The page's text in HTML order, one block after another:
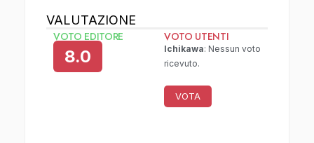
VALUTAZIONE
VOTO EDITORE
8.0
VOTO UTENTI
Ichikawa: Nessun voto
ricevuto.
VOTA